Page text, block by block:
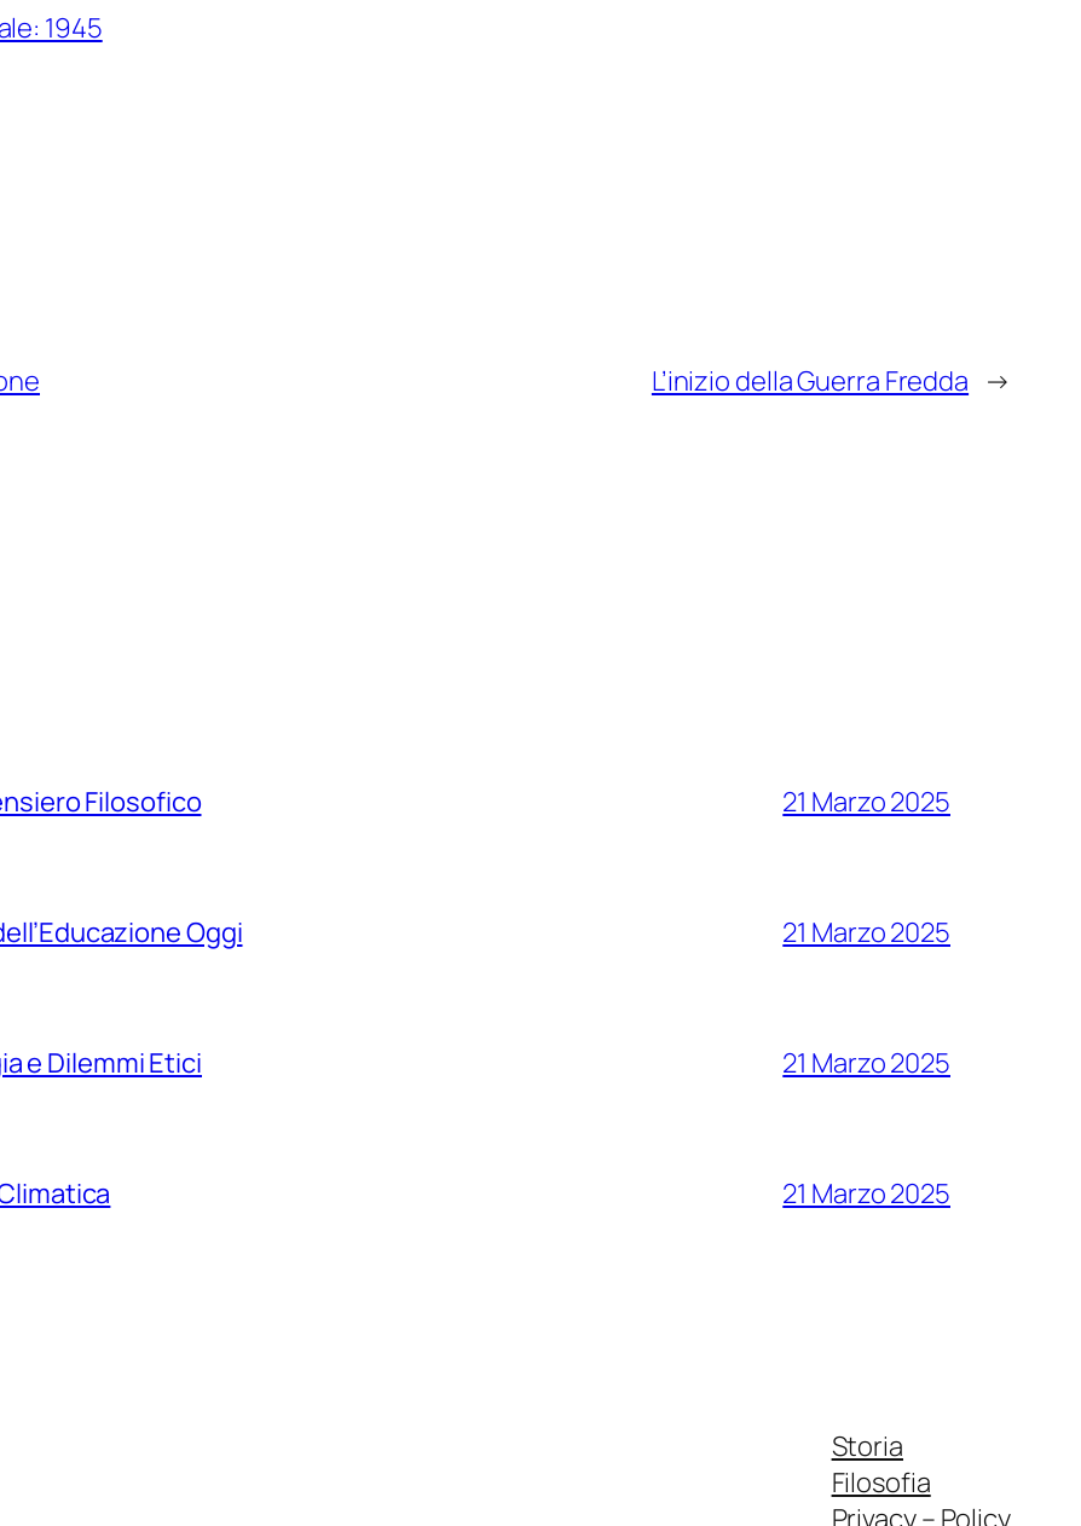
1945
L’inizio della Guerra Fredda →
Filosofico 21 Marzo 2025
Oggi 21 Marzo 2025
e Dilemmi Etici 21 Marzo 2025
21 Marzo 2025
Storia
Filosofia
Privacy – Policy